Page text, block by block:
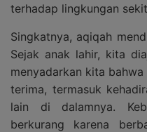
terhadap lingkungan
Singkatnya, aqiqah
Sejak anak lahir, kita
menyadarkan kita
terima, termasuk
lain di dalamnya.
berkurang karena